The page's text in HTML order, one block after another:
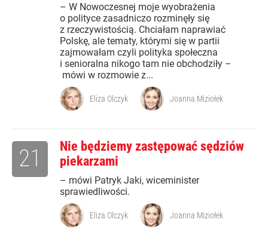
– W Nowoczesnej moje wyobrażenia
o polityce zasadniczo rozminęły się
z rzeczywistością. Chciałam naprawiać
Polskę, ale tematy, którymi się w partii
zajmowałam czyli polityka społeczna
i senioralna nikogo tam nie obchodziły –
mówi w rozmowie z...
Eliza Olczyk Joanna Miziołek
Nie będziemy zastępować sędziów
piekarzami
– mówi Patryk Jaki, wiceminister
sprawiedliwości.
21
Eliza Olczyk Joanna Miziołek